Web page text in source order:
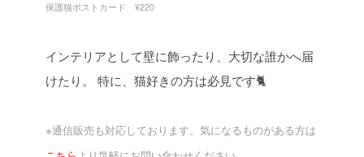
保護猫ポストカード ¥220
インテリアとして壁に飾ったり、大切な誰かへ届
けたり。
特に、猫好きの方は必見です🐈
※通信販売も対応しております。気になるものがある方は